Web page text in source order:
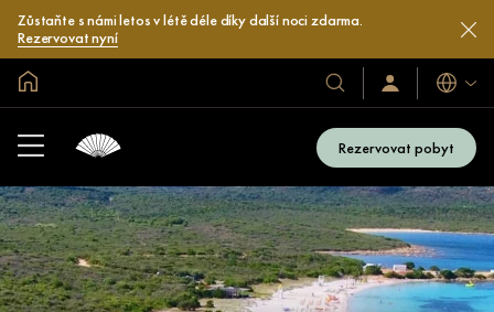
Zůstaňte s námi letos v létě déle díky další noci zdarma.
Rezervovat nyní
Naše
hotely
a
resorty
Přihlaste
se
se
Jazyky
Rezervovat pobyt